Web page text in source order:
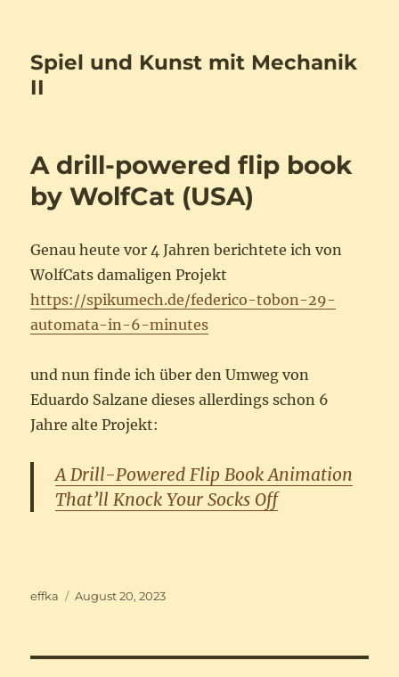
Spiel und Kunst mit Mechanik
II
A drill-powered flip book
by WolfCat (USA)
Genau heute vor 4 Jahren berichtete ich von
WolfCats damaligen Projekt
https://spikumech.de/federico-tobon-29-
automata-in-6-minutes
und nun finde ich über den Umweg von
Eduardo Salzane dieses allerdings schon 6
Jahre alte Projekt:
A Drill-Powered Flip Book Animation
That’ll Knock Your Socks Off
Autor
effka
Veröffentlicht
August 20, 2023